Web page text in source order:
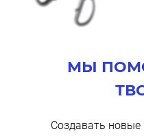
МЫ
Создавать